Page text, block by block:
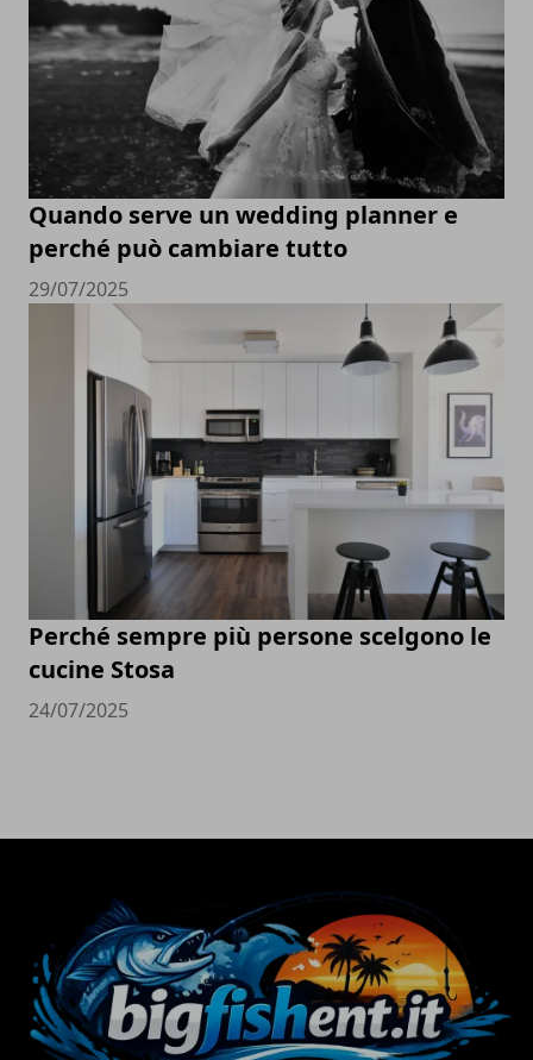
Quando serve un wedding planner e
perché può cambiare tutto
29/07/2025
Perché sempre più persone scelgono le
cucine Stosa
24/07/2025